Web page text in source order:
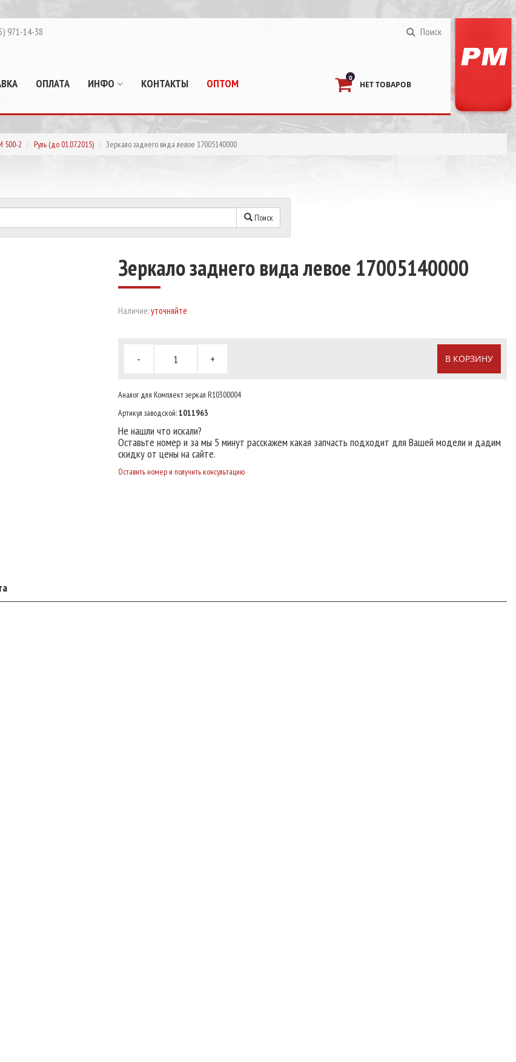
971-14-38 Поиск
ОПЛАТА ИНФО КОНТАКТЫ ОПТОМ 0
НЕТ ТОВАРОВ
500-2 Руль (до 01.07.2015) Зеркало заднего вида левое 17005140000
Поиск
Зеркало заднего вида левое 17005140000
Наличие:уточняйте
- + В КОРЗИНУ
Аналог для Комплект зеркал R10300004
Артикул заводской:1011963
Не нашли что искали?
Оставьте номер и за мы 5 минут расскажем какая запчасть подходит для Вашей модели и дадим
скидку от цены на сайте.
Оставить номер и получить консультацию